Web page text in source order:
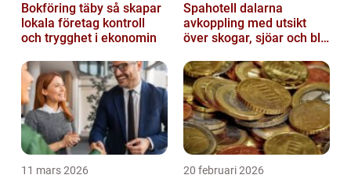
Bokföring täby så skapar
lokala företag kontroll
och trygghet i ekonomin
Spahotell dalarna
avkoppling med utsikt
över skogar, sjöar och blå
11 mars 2026 20 februari 2026